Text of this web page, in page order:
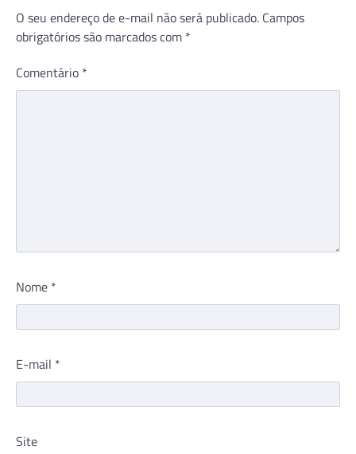
O seu endereço de e-mail não será publicado. Campos
obrigatórios são marcados com *
Comentário *
Nome *
E-mail *
Site